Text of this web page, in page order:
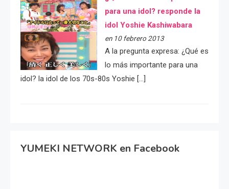
para una idol? responde la
idol Yoshie Kashiwabara
en 10 febrero 2013
A la pregunta expresa: ¿Qué es
lo más importante para una
idol? la idol de los 70s-80s Yoshie […]
YUMEKI NETWORK en Facebook